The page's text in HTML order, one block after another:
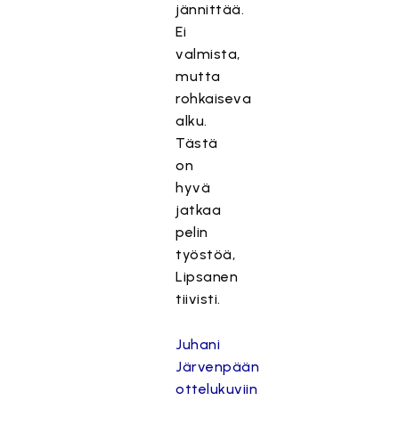
jännittää.
Ei
valmista,
mutta
rohkaiseva
alku.
Tästä
on
hyvä
jatkaa
pelin
työstöä,
Lipsanen
tiivisti.
Juhani
Järvenpään
ottelukuviin